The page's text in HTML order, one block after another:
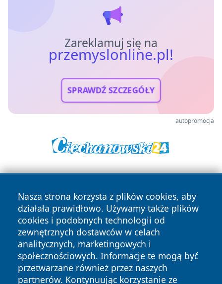
Zareklamuj się na
przemyslonline.pl!
SPRAWDŹ SZCZEGÓŁY
autopromocja
Nasza strona korzysta z plików cookies, aby
działała prawidłowo. Używamy także plików
cookies i podobnych technologii od
zewnętrznych dostawców w celach
analitycznych, marketingowych i
społecznościowych. Informacje te mogą być
przetwarzane również przez naszych
partnerów. Kontynuując korzystanie ze
Copyright © 2026 przemyslonline.pl Wszystkie prawa
zastrzeżone.
Polityka Polityka